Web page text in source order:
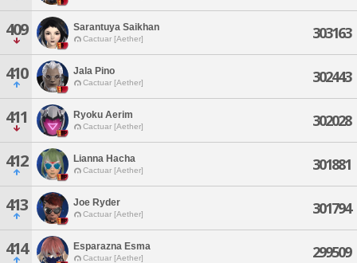
409 Sarantuya Saikhan
Cactuar [Aether] 303163
410 Jala Pino
Cactuar [Aether] 302443
411 Ryoku Aerim
Cactuar [Aether] 302028
412 Lianna Hacha
Cactuar [Aether] 301881
413 Joe Ryder
Cactuar [Aether] 301794
414 Esparazna Esma
Cactuar [Aether] 299509